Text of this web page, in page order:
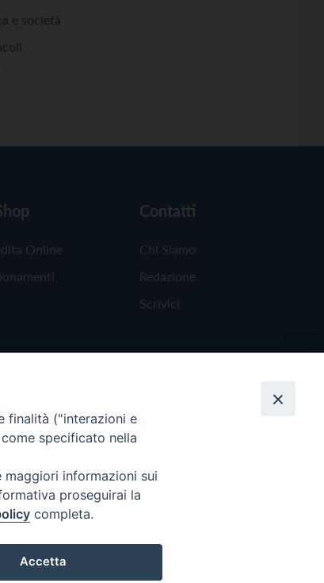
e società
Online
Contatti
Chi Siamo
Redazione
Scrivici
finalità ("interazioni e
specificato nella
informazioni sui
proseguirai la
completa.
Accetta